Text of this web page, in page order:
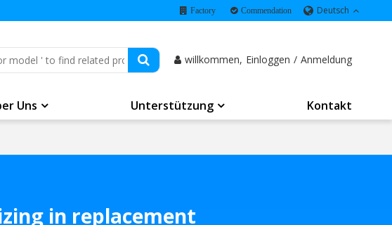
Factory Commendation Deutsch
willkommen, Einloggen / Anmeldung
Uns Unterstützung Kontakt
in replacement